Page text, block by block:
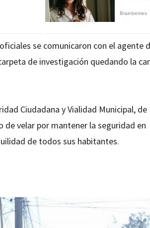
se comunicaron con el agente
de investigación quedando la
Ciudadana y Vialidad Municipal, de
velar por mantener la seguridad en
de todos sus habitantes.